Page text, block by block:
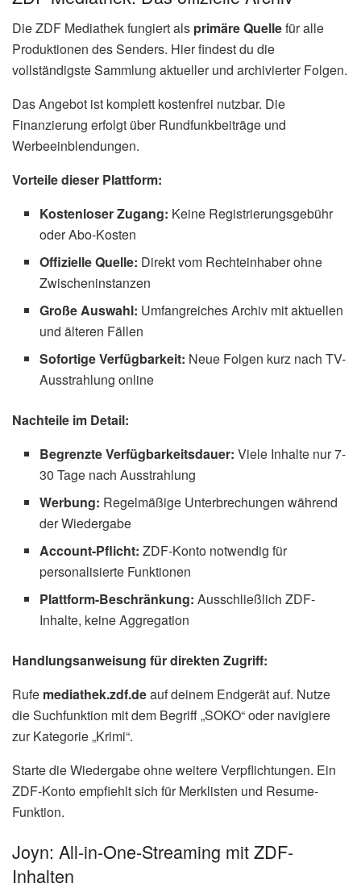
Die ZDF Mediathek fungiert als primäre Quellefür alle
Produktionen des Senders. Hier findest du die
vollständigste Sammlung aktueller und archivierter Folgen.
Das Angebot ist komplett kostenfrei nutzbar. Die
Finanzierung erfolgt über Rundfunkbeiträge und
Werbeeinblendungen.
Vorteile dieser Plattform:
Kostenloser Zugang: Keine Registrierungsgebühr
oder Abo-Kosten
Offizielle Quelle: Direkt vom Rechteinhaber ohne
Zwischeninstanzen
Große Auswahl: Umfangreiches Archiv mit aktuellen
und älteren Fällen
Sofortige Verfügbarkeit: Neue Folgen kurz nach TV-
Ausstrahlung online
Nachteile im Detail:
Begrenzte Verfügbarkeitsdauer: Viele Inhalte nur 7-
30 Tage nach Ausstrahlung
Werbung: Regelmäßige Unterbrechungen während
der Wiedergabe
Account-Pflicht: ZDF-Konto notwendig für
personalisierte Funktionen
Plattform-Beschränkung: Ausschließlich ZDF-
Inhalte, keine Aggregation
Handlungsanweisung für direkten Zugriff:
Rufe mediathek.zdf.deauf deinem Endgerät auf. Nutze
die Suchfunktion mit dem Begriff „SOKO“ oder navigiere
zur Kategorie „Krimi“.
Starte die Wiedergabe ohne weitere Verpflichtungen. Ein
ZDF-Konto empfiehlt sich für Merklisten und Resume-
Funktion.
Joyn: All-in-One-Streaming mit ZDF-
Inhalten